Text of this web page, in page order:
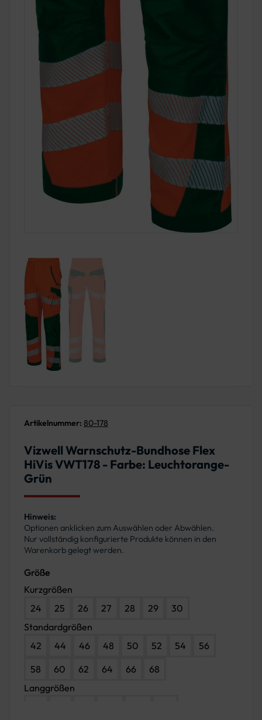
Artikelnummer: 80-178
Vizwell Warnschutz-Bundhose Flex
HiVis VWT178 - Farbe: Leuchtorange-
Grün
Hinweis:
Optionen anklicken zum Auswählen oder Abwählen.
Nur vollständig konfigurierte Produkte können in den
Warenkorb gelegt werden.
Größe
Kurzgrößen
24
25 26 27 28 29
30
Standardgrößen
42
44 46 48 50 52 54
56
58
60 62 64 66
68
Langgrößen